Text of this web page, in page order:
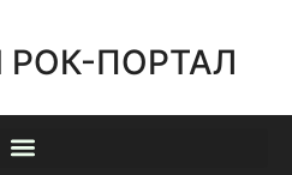
РОК-ПОРТАЛ